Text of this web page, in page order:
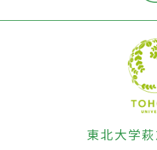
東北大学